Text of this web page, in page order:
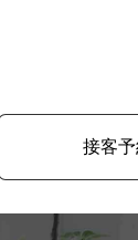
接客